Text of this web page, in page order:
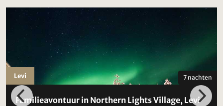
7 nachten
Familieavontuur in Northern Lights Village, Levi
Levi